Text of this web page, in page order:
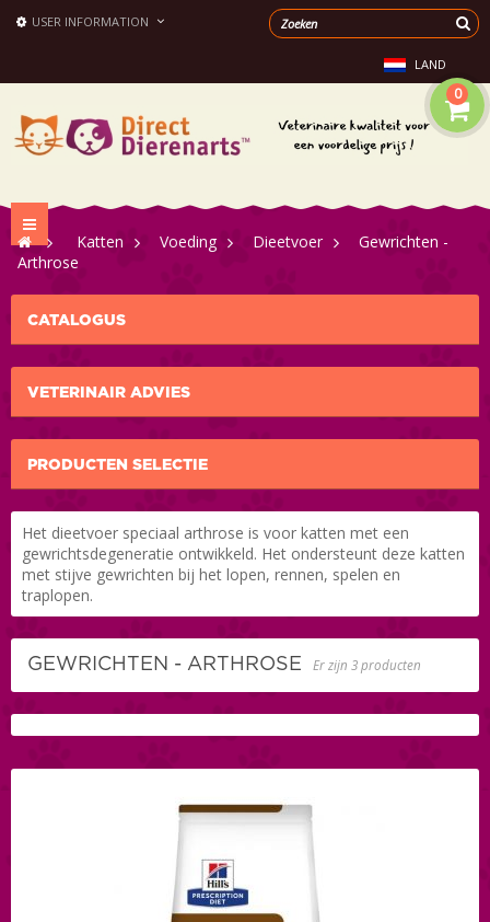
USER INFORMATION
LAND
0
Toggle
navigation
> Katten > Voeding > Dieetvoer >
Gewrichten -
Arthrose
CATALOGUS
VETERINAIR ADVIES
PRODUCTEN SELECTIE
Het dieetvoer speciaal arthrose is voor katten met een
gewrichtsdegeneratie ontwikkeld. Het ondersteunt deze katten
met stijve gewrichten bij het lopen, rennen, spelen en
traplopen.
GEWRICHTEN - ARTHROSE Er zijn 3 producten